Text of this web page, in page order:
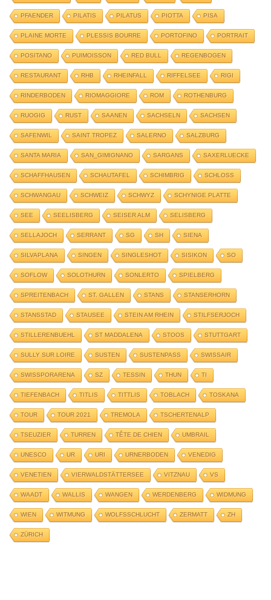
PFAENDER PILATIS PILATUS PIOTTA PISA
PLAINE MORTE PLESSIS BOURRE PORTOFINO PORTRAIT
POSITANO PUIMOISSON RED BULL REGENBOGEN
RESTAURANT RHB RHEINFALL RIFFELSEE RIGI
RINDERBODEN RIOMAGGIORE ROM ROTHENBURG
RUOGIG RUST SAANEN SACHSELN SACHSEN
SAFENWIL SAINT TROPEZ SALERNO SALZBURG
SANTA MARIA SAN_GIMIGNANO SARGANS SAXERLUECKE
SCHAFFHAUSEN SCHAUTAFEL SCHIMBRIG SCHLOSS
SCHWANGAU SCHWEIZ SCHWYZ SCHYNIGE PLATTE
SEE SEELISBERG SEISER ALM SELISBERG
SELLAJOCH SERRANT SG SH SIENA
SILVAPLANA SINGEN SINGLESHOT SISIKON SO
SOFLOW SOLOTHURN SONLERTO SPIELBERG
SPREITENBACH ST. GALLEN STANS STANSERHORN
STANSSTAD STAUSEE STEIN AM RHEIN STILFSERJOCH
STILLERENBUEHL ST MADDALENA STOOS STUTTGART
SULLY SUR LOIRE SUSTEN SUSTENPASS SWISSAIR
SWISSPORARENA SZ TESSIN THUN TI
TIEFENBACH TITLIS TITTLIS TOBLACH TOSKANA
TOUR TOUR 2021 TREMOLA TSCHERTENALP
TSEUZIER TURREN TÊTE DE CHIEN UMBRAIL
UNESCO UR URI URNERBODEN VENEDIG
VENETIEN VIERWALDSTÄTTERSEE VITZNAU VS
WAADT WALLIS WANGEN WERDENBERG WIDMUNG
WIEN WITMUNG WOLFSSCHLUCHT ZERMATT ZH
ZÜRICH